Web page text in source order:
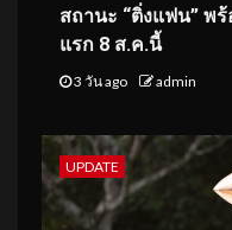
สถานะ “ติ่งแฟน” พ
แรก 8 ส.ค.นี้
3 วัน ago admin
UPDATE